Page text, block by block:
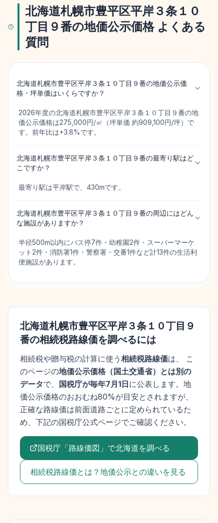
北海道札幌市豊平区平岸３条１０
丁目９番の地価公示価格 よくある
質問
北海道札幌市豊平区平岸３条１０丁目９番の地価公示価
格・坪単価はいくらですか？
2026年度の北海道札幌市豊平区平岸３条１０丁目９番の地
価公示価格は275,000円/㎡（坪単価 約909,100円/坪）で
す。前年比は+3.8%です。
北海道札幌市豊平区平岸３条１０丁目９番の最寄り駅はど
こですか？
最寄り駅は平岸駅で、430mです。
北海道札幌市豊平区平岸３条１０丁目９番の周辺にはどん
な施設がありますか？
半径500m以内にバス停7件・幼稚園2件・スーパーマーケ
ット2件・消防署1件・警察署・交番1件など計13件の生活利
便施設があります。
北海道札幌市豊平区平岸３条１０丁目９
番の相続税路線価を調べるには
相続税や贈与税の計算に使う 相続税路線価は、 こ
のページの地価公示価格 （ 国土交通省）とは別の
データで、 国税庁が毎年7月1日に公表します。 地
価公示価格のおおむね80%が目安とされますが、
正確な路線価は前面道路ごとに定められているた
め、下記の国税庁公式ページでご確認ください。
国税庁「路線価図」で北海道を調べる
相続税路線価とは？地価公示との違いを見る